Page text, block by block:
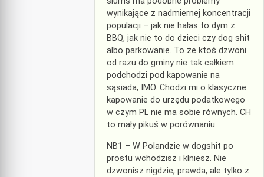
wynikające z nadmiernej koncentracji
populacji – jak nie hałas to dym z
BBQ, jak nie to do dzieci czy dog shit
albo parkowanie. To że ktoś dzwoni
od razu do gminy nie tak całkiem
podchodzi pod kapowanie na
sąsiada, IMO. Chodzi mi o klasyczne
kapowanie do urzędu podatkowego
w czym PL nie ma sobie równych. CH
to mały pikuś w porównaniu.
NB1 – W Polandzie w dogshit po
prostu wchodzisz i klniesz. Nie
dzwonisz nigdzie, prawda, ale tylko z